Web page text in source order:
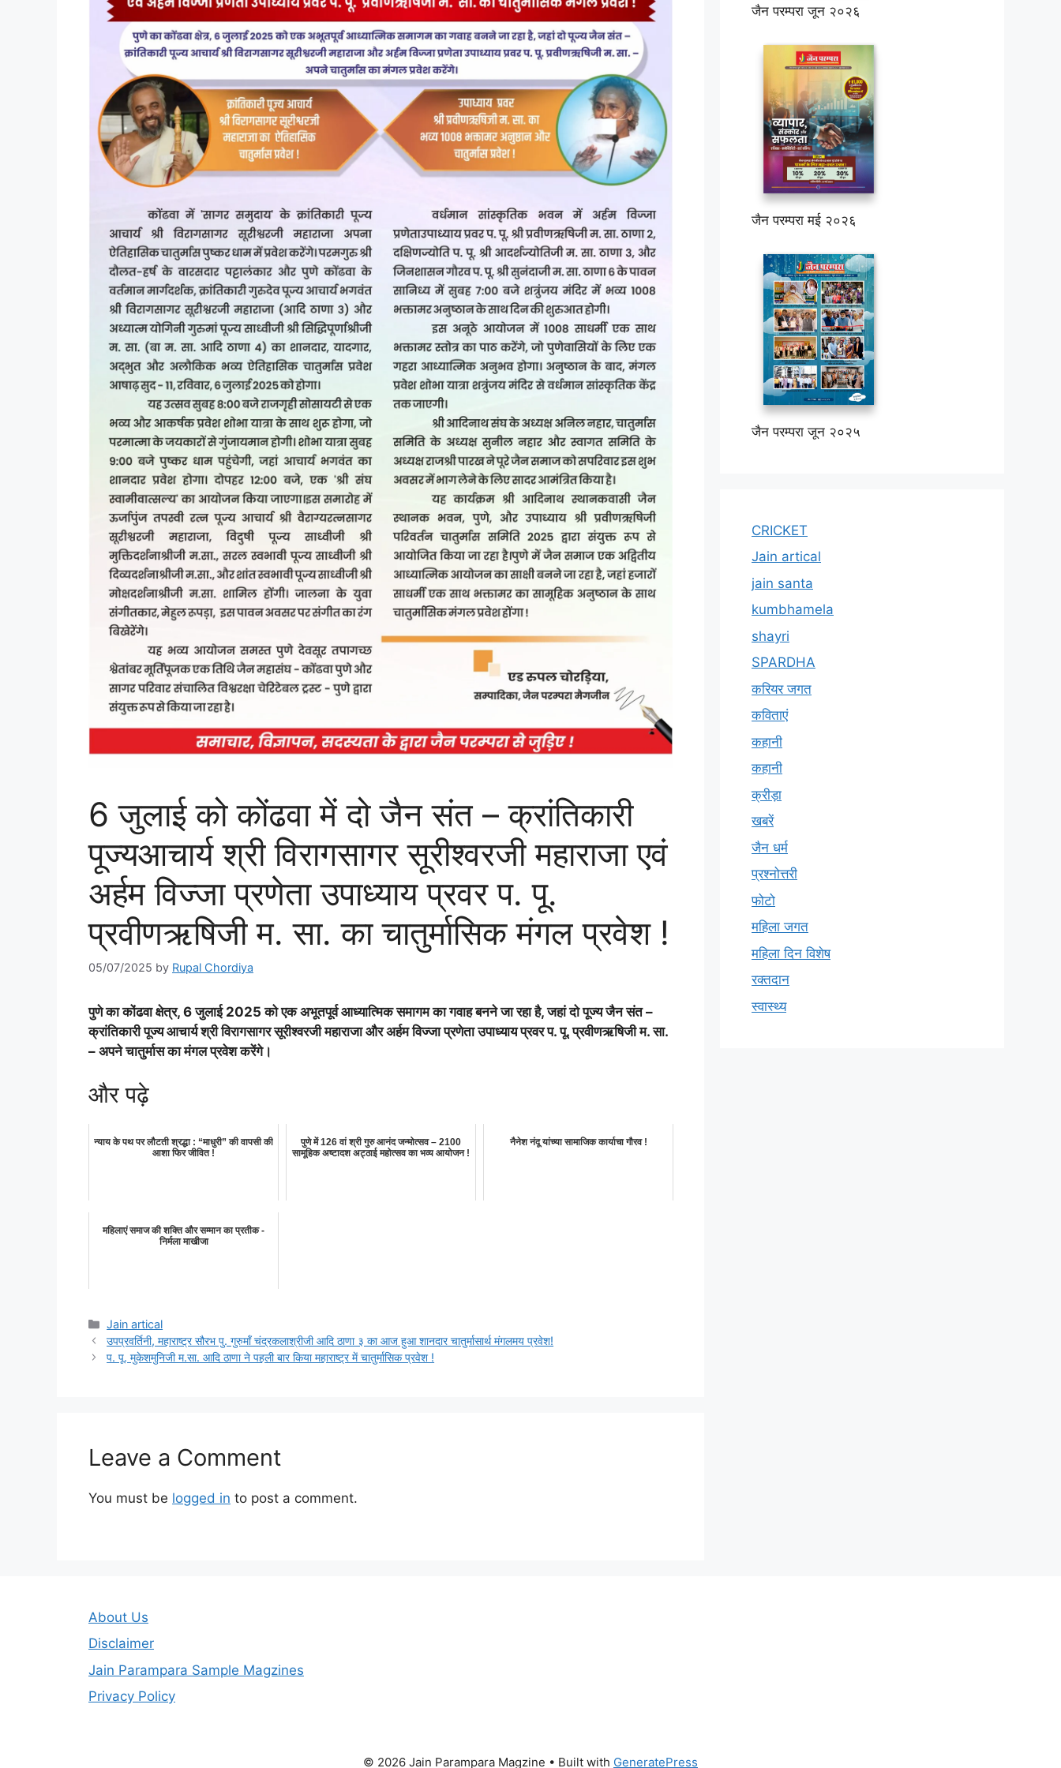
6 जुलाई को कोंढवा में दो जैन संत – क्रांतिकारी
पूज्यआचार्य श्री विरागसागर सूरीश्वरजी महाराजा एवं
अर्हम विज्जा प्रणेता उपाध्याय प्रवर प. पू.
प्रवीणऋषिजी म. सा. का चातुर्मासिक मंगल प्रवेश !
05/07/2025 by Rupal Chordiya
पुणे का कोंढवा क्षेत्र, 6 जुलाई 2025 को एक अभूतपूर्व आध्यात्मिक समागम का गवाह बनने जा रहा है, जहां दो पूज्य जैन संत –
क्रांतिकारी पूज्य आचार्य श्री विरागसागर सूरीश्वरजी महाराजा और अर्हम विज्जा प्रणेता उपाध्याय प्रवर प. पू. प्रवीणऋषिजी म. सा.
– अपने चातुर्मास का मंगल प्रवेश करेंगे।
और पढ़े
न्याय के पथ पर लौटती श्रद्धा : “माधुरी” की वापसी की
आशा फिर जीवित !
पुणे में 126 वां श्री गुरु आनंद जन्मोत्सव – 2100
सामूहिक अष्टादश अट्ठाई महोत्सव का भव्य आयोजन !
नैनेश नंदू यांच्या सामाजिक कार्याचा गौरव !
महिलाएं समाज की शक्ति और सम्मान का प्रतीक -
निर्मला माखीजा
Categories
Jain artical
उपप्रवर्तिनी, महाराष्ट्र सौरभ पु. गुरुमॉं चंद्रकलाश्रीजी आदि ठाणा ३ का आज हुआ शानदार चातुर्मासार्थ मंगलमय प्रवेश!
प. पू. मुकेशमुनिजी म.सा. आदि ठाणा ने पहली बार किया महाराष्ट्र में चातुर्मासिक प्रवेश !
Leave a Comment
You must be logged in to post a comment.
जैन परम्परा जून २०२६
जैन परम्परा मई २०२६
जैन परम्परा जून २०२५
CRICKET
Jain artical
jain santa
kumbhamela
shayri
SPARDHA
करियर जगत
कविताएं
कहानी
कहानी
क्रीड़ा
खबरें
जैन धर्म
प्रश्नोत्तरी
फोटो
महिला जगत
महिला दिन विशेष
रक्तदान
स्वास्थ्य
About Us
Disclaimer
Jain Parampara Sample Magzines
Privacy Policy
© 2026 Jain Parampara Magzine • Built with GeneratePress